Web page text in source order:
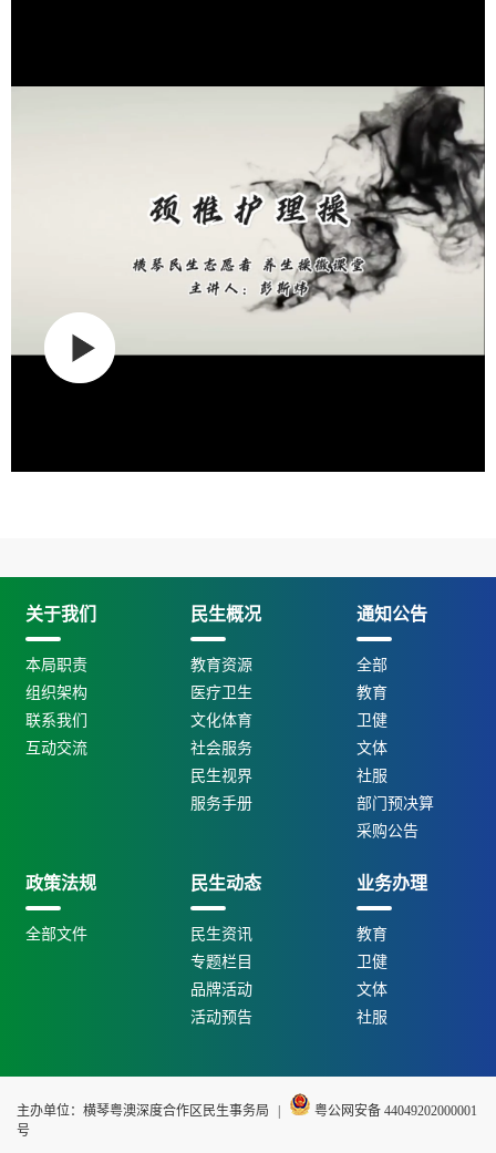
关于我们
本局职责
组织架构
联系我们
互动交流
民生概况
教育资源
医疗卫生
文化体育
社会服务
民生视界
服务手册
通知公告
全部
教育
卫健
文体
社服
部门预决算
采购公告
政策法规
全部文件
民生动态
民生资讯
专题栏目
品牌活动
活动预告
业务办理
教育
卫健
文体
社服
主办单位：横琴粤澳深度合作区民生事务局
粤公网安备 44049202000001
号